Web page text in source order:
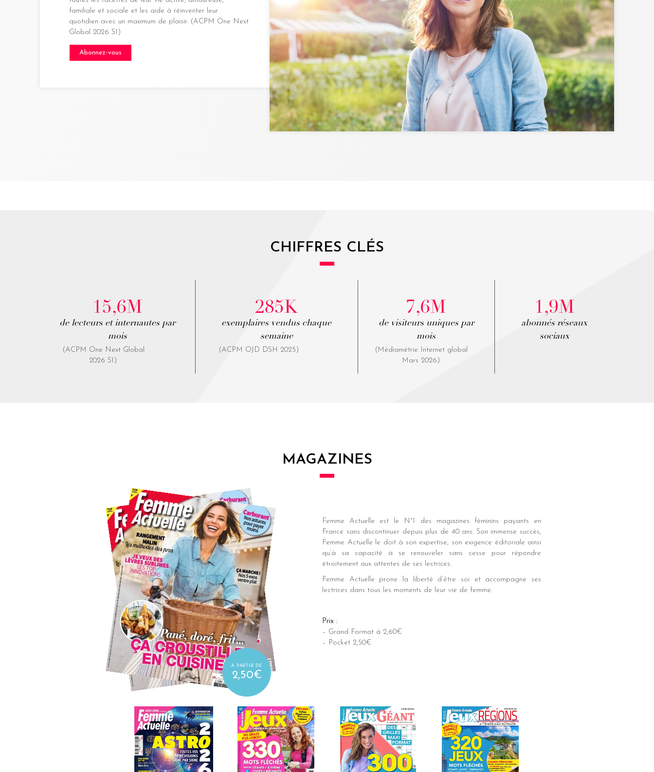
familiale et sociale et les aide à réinventer leur
quotidien avec un maximum de plaisir. (ACPM One Next
Global 2026 S1)
Abonnez-vous
CHIFFRES CLÉS
15,6M
de lecteurs et internautes par
mois
(ACPM One Next Global
2026 S1)
285K
exemplaires vendus chaque
semaine
(ACPM OJD DSH 2025)
7,6M
de visiteurs uniques par
mois
(Médiamétrie Internet global
Mars 2026)
1,9M
abonnés réseaux
sociaux
MAGAZINES
À PARTIR DE
2,50€
Femme Actuelle est le N°1 des magazines féminins payants en
France sans discontinuer depuis plus de 40 ans. Son immense succès,
Femme Actuelle le doit à son expertise, son exigence éditoriale ainsi
qu’à sa capacité à se renouveler sans cesse pour répondre
étroitement aux attentes de ses lectrices.
Femme Actuelle prone la liberté d’être soi et accompagne ses
lectrices dans tous les moments de leur vie de femme.
Prix :
– Grand Format à 2,60€
– Pocket 2,50€